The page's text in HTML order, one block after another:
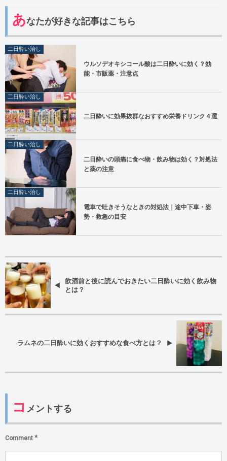
あなたが好きな記事はこちら
二日酔い治し
ウルソデオキシコール酸は二日酔いに効く？効
能・市販薬・注意点
二日酔い治し
二日酔いに効果抜群なおすすめ栄養ドリンク４選
二日酔い治し
二日酔いの頭痛に食べ物・飲み物は効く？対処法
と薬の注意
二日酔い治し
電車で吐きそうなときの対処法｜途中下車・姿
勢・救急の目安
飲酒前と後に読んでおきたい二日酔いに効く飲み物
とは？
ラムネの二日酔いに効くおすすめな食べ方とは？
コ メントする
Comment *